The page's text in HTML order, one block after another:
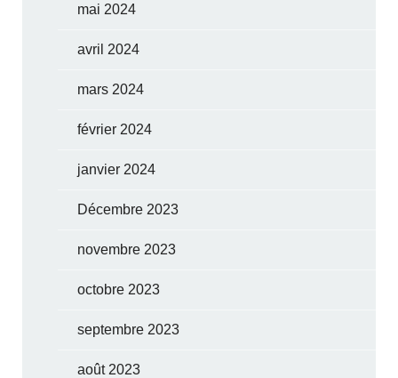
mai 2024
avril 2024
mars 2024
février 2024
janvier 2024
Décembre 2023
novembre 2023
octobre 2023
septembre 2023
août 2023